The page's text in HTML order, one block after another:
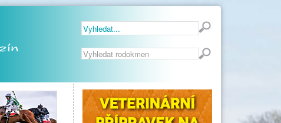
Vyhledávání...